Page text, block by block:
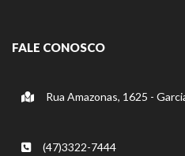
FALE CONOSCO
Rua Amazonas, 1625 -
(47)3322-7444